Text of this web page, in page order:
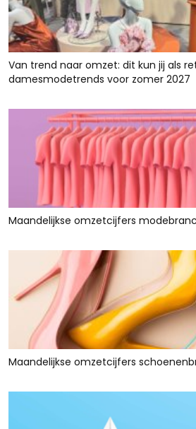
Van trend naar omzet: dit kun jij als
damesmodetrends voor zomer 2027
Maandelijkse omzetcijfers
Maandelijkse omzetcijfers